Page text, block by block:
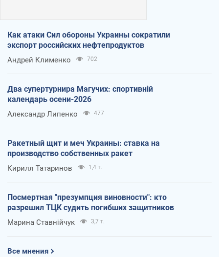
Как атаки Сил обороны Украины сократили
экспорт российских нефтепродуктов
Андрей Клименко 702
Два супертурнира Магучих: спортивній
календарь осени-2026
Александр Липенко 477
Ракетный щит и меч Украины: ставка на
производство собственных ракет
Кирилл Татаринов 1,4 т.
Посмертная "презумпция виновности": кто
разрешил ТЦК судить погибших защитников
Марина Ставнійчук 3,7 т.
Все мнения